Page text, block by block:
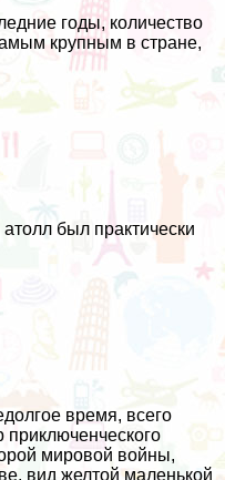
годы, количество
крупным в стране,
был практически
время, всего
мировой войны,
вид желтой маленькой